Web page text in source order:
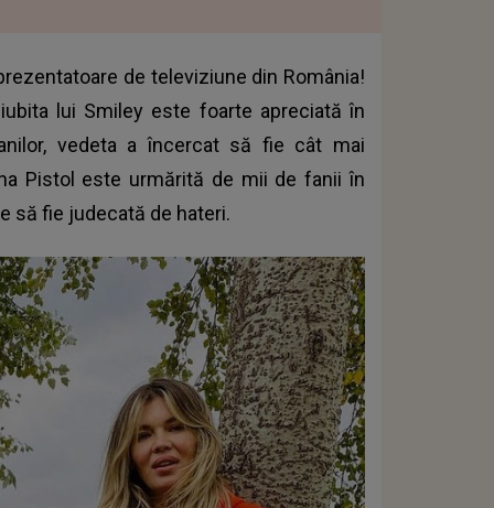
de televiziune din România!
lui Smiley este foarte apreciată în
vedeta a încercat să fie cât mai
Pistol este urmărită de mii de fanii în
să fie judecată de hateri.